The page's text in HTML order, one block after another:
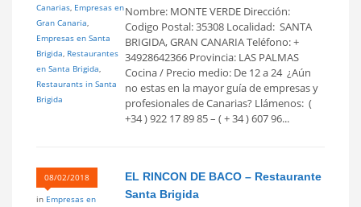
Canarias, Empresas en
Gran Canaria,
Empresas en Santa
Brigida, Restaurantes
en Santa Brigida,
Restaurants in Santa
Brigida
Nombre: MONTE VERDE Dirección:
Codigo Postal: 35308 Localidad: SANTA
BRIGIDA, GRAN CANARIA Teléfono: +
34928642366 Provincia: LAS PALMAS
Cocina / Precio medio: De 12 a 24  ¿Aún
no estas en la mayor guía de empresas y
profesionales de Canarias? Llámenos: (
+34 ) 922 17 89 85 – ( + 34 ) 607 96...
08/02/2018
in Empresas en
EL RINCON DE BACO – Restaurante
Santa Brigida